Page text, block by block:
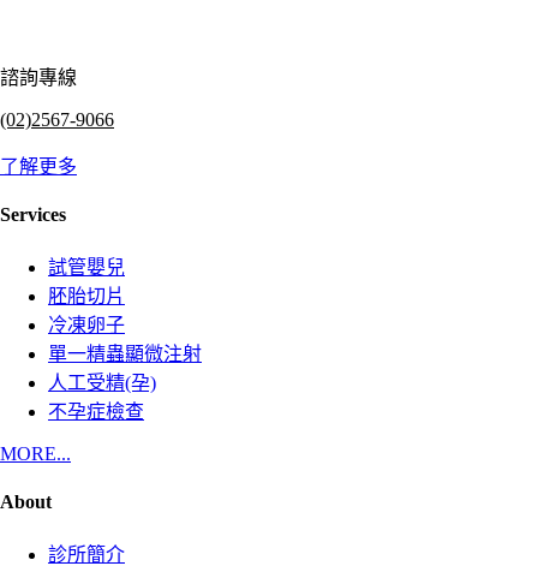
諮詢專線
(02)2567-9066
了解更多
Services
試管嬰兒
胚胎切片
冷凍卵子
單一精蟲顯微注射
人工受精(孕)
不孕症檢查
MORE...
About
診所簡介